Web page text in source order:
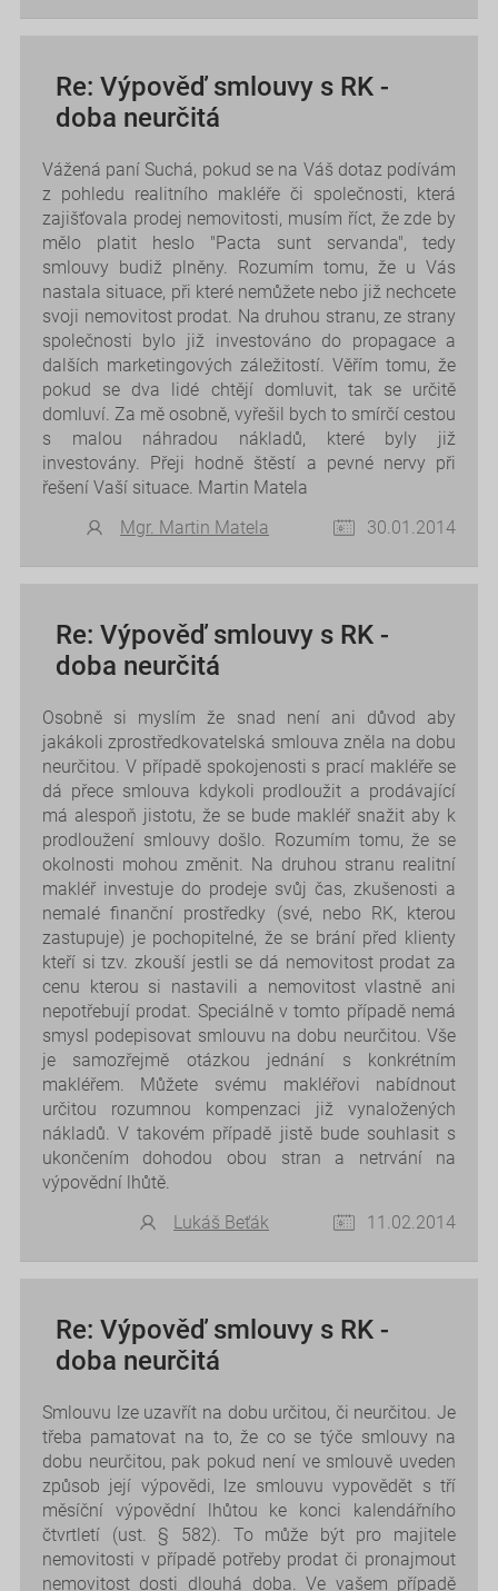
Re: Výpověď smlouvy s RK -
doba neurčitá
Vážená paní Suchá, pokud se na Váš dotaz podívám
z pohledu realitního makléře či společnosti, která
zajišťovala prodej nemovitosti, musím říct, že zde by
mělo platit heslo "Pacta sunt servanda", tedy
smlouvy budiž plněny. Rozumím tomu, že u Vás
nastala situace, při které nemůžete nebo již nechcete
svoji nemovitost prodat. Na druhou stranu, ze strany
společnosti bylo již investováno do propagace a
dalších marketingových záležitostí. Věřím tomu, že
pokud se dva lidé chtějí domluvit, tak se určitě
domluví. Za mě osobně, vyřešil bych to smírčí cestou
s malou náhradou nákladů, které byly již
investovány. Přeji hodně štěstí a pevné nervy při
řešení Vaší situace. Martin Matela
Mgr. Martin Matela
30.01.2014
Re: Výpověď smlouvy s RK -
doba neurčitá
Osobně si myslím že snad není ani důvod aby
jakákoli zprostředkovatelská smlouva zněla na dobu
neurčitou. V případě spokojenosti s prací makléře se
dá přece smlouva kdykoli prodloužit a prodávající
má alespoň jistotu, že se bude makléř snažit aby k
prodloužení smlouvy došlo. Rozumím tomu, že se
okolnosti mohou změnit. Na druhou stranu realitní
makléř investuje do prodeje svůj čas, zkušenosti a
nemalé finanční prostředky (své, nebo RK, kterou
zastupuje) je pochopitelné, že se brání před klienty
kteří si tzv. zkouší jestli se dá nemovitost prodat za
cenu kterou si nastavili a nemovitost vlastně ani
nepotřebují prodat. Speciálně v tomto případě nemá
smysl podepisovat smlouvu na dobu neurčitou. Vše
je samozřejmě otázkou jednání s konkrétním
makléřem. Můžete svému makléřovi nabídnout
určitou rozumnou kompenzaci již vynaložených
nákladů. V takovém případě jistě bude souhlasit s
ukončením dohodou obou stran a netrvání na
výpovědní lhůtě.
Lukáš Beťák
11.02.2014
Re: Výpověď smlouvy s RK -
doba neurčitá
Smlouvu lze uzavřít na dobu určitou, či neurčitou. Je
třeba pamatovat na to, že co se týče smlouvy na
dobu neurčitou, pak pokud není ve smlouvě uveden
způsob její výpovědi, lze smlouvu vypovědět s tří
měsíční výpovědní lhůtou ke konci kalendářního
čtvrtletí (ust. § 582). To může být pro majitele
nemovitosti v případě potřeby prodat či pronajmout
nemovitost dosti dlouhá doba. Ve vašem případě